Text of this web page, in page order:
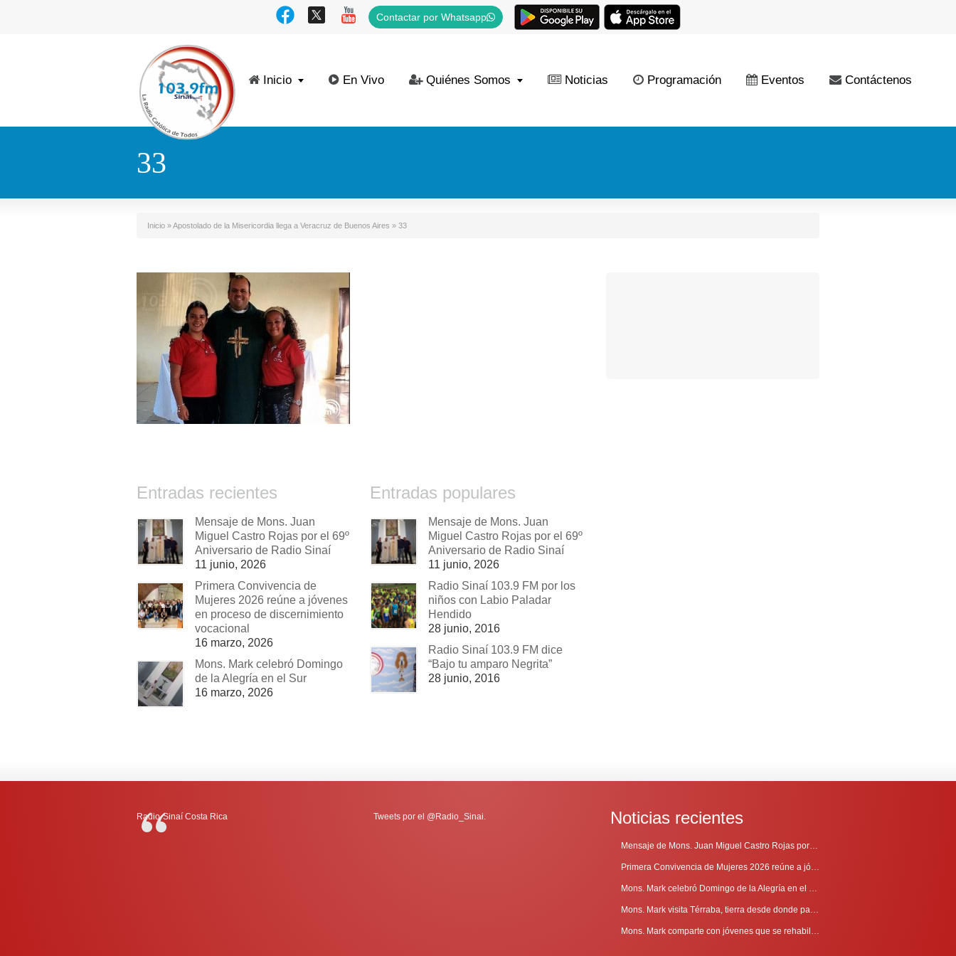
Contactar por Whatsapp
Inicio En Vivo Quiénes Somos Noticias Programación Eventos Contáctenos
33
Inicio »Apostolado de la Misericordia llega a Veracruz de Buenos Aires » 33
Entradas recientes
Mensaje de Mons. Juan
Miguel Castro Rojas por el 69º
Aniversario de Radio Sinaí
11 junio, 2026
Primera Convivencia de
Mujeres 2026 reúne a jóvenes
en proceso de discernimiento
vocacional
16 marzo, 2026
Mons. Mark celebró Domingo
de la Alegría en el Sur
16 marzo, 2026
Entradas populares
Mensaje de Mons. Juan
Miguel Castro Rojas por el 69º
Aniversario de Radio Sinaí
11 junio, 2026
Radio Sinaí 103.9 FM por los
niños con Labio Paladar
Hendido
28 junio, 2016
Radio Sinaí 103.9 FM dice
“Bajo tu amparo Negrita”
28 junio, 2016
Radio-Sinaí Costa Rica Tweets por el @Radio_Sinai. Noticias recientes
Mensaje de Mons. Juan Miguel Castro Rojas por el 69º Aniversario de Radio Sinaí
Primera Convivencia de Mujeres 2026 reúne a jóvenes en proceso de discernimiento vocacional
Mons. Mark celebró Domingo de la Alegría en el Sur
Mons. Mark visita Térraba, tierra desde donde parte la evangelización
Mons. Mark comparte con jóvenes que se rehabilitan en Comunidad Cenáculo